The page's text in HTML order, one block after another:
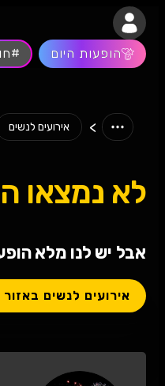
הופעות היום
> אירועים לנשים
לא נמצאו
אבל יש לנו מלא
אירועים לנשים באזור